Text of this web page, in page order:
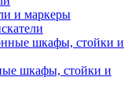
и маркеры
шкафы, стойки и